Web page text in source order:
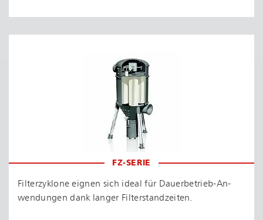
FZ-SERIE
Filterzyklone eignen sich ideal für Dau­er­be­trieb-An­
wen­dun­gen dank langer Fil­ter­stand­zei­ten.